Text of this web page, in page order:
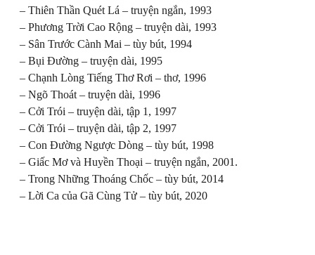
– Thiên Thần Quét Lá – truyện ngắn, 1993
– Phương Trời Cao Rộng – truyện dài, 1993
– Sân Trước Cành Mai – tùy bút, 1994
– Bụi Đường – truyện dài, 1995
– Chạnh Lòng Tiếng Thơ Rơi – thơ, 1996
– Ngõ Thoát – truyện dài, 1996
– Cởi Trói – truyện dài, tập 1, 1997
– Cởi Trói – truyện dài, tập 2, 1997
– Con Đường Ngược Dòng – tùy bút, 1998
– Giấc Mơ và Huyền Thoại – truyện ngắn, 2001.
– Trong Những Thoáng Chốc – tùy bút, 2014
– Lời Ca của Gã Cùng Tử – tùy bút, 2020